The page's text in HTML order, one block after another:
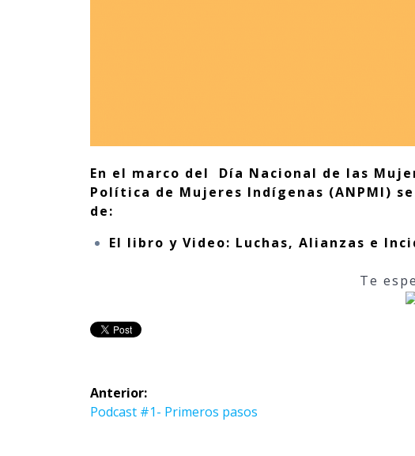
En el marco del Día Nacional de las
Política de Mujeres Indígenas (ANPMI)
de:
El libro y Video: Luchas, Alianzas e
Te
Navegación
de
Anterior:
Entrada
Podcast #1- Primeros pasos